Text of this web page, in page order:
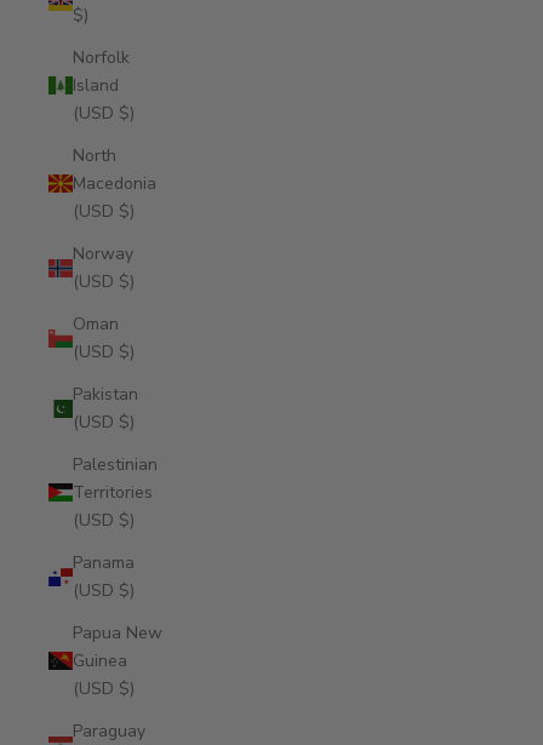
$)
Norfolk
Island
(USD $)
North
Macedonia
(USD $)
Norway
(USD $)
Oman
(USD $)
Pakistan
(USD $)
Palestinian
Territories
(USD $)
Panama
(USD $)
Papua New
Guinea
(USD $)
Paraguay